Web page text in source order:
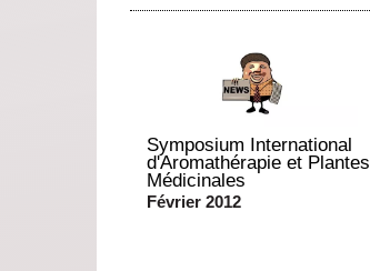
Symposium International
d'Aromathérapie et Plantes
Médicinales
Février 2012